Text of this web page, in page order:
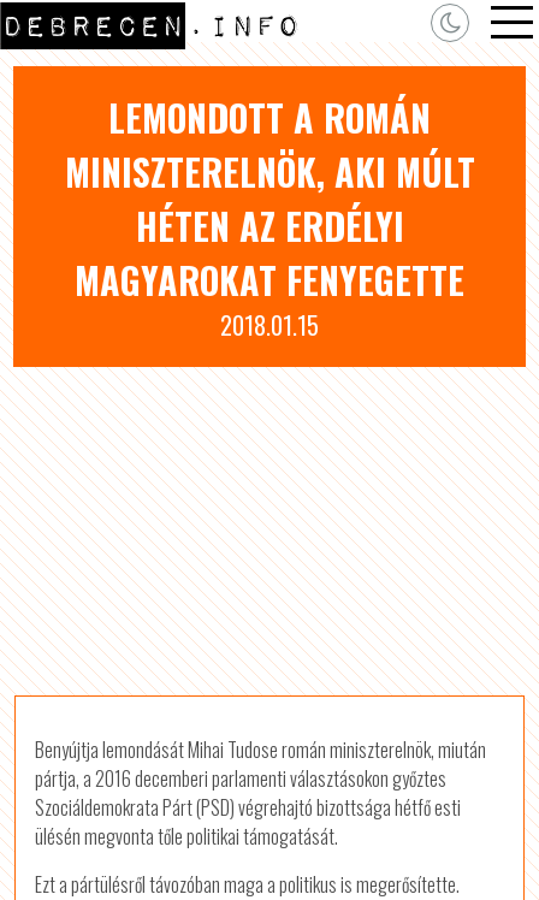
LEMONDOTT A ROMÁN
MINISZTERELNÖK, AKI MÚLT
HÉTEN AZ ERDÉLYI
MAGYAROKAT FENYEGETTE
2018.01.15
Benyújtja lemondását Mihai Tudose román miniszterelnök, miután
pártja, a 2016 decemberi parlamenti választásokon győztes
Szociáldemokrata Párt (PSD) végrehajtó bizottsága hétfő esti
ülésén megvonta tőle politikai támogatását.
Ezt a pártülésről távozóban maga a politikus is megerősítette.